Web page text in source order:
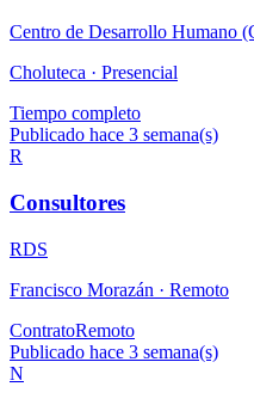
Centro de Desarrollo Humano
Choluteca · Presencial
Tiempo completo
Publicado hace 3 semana(s)
R
Consultores
RDS
Francisco Morazán · Remoto
ContratoRemoto
Publicado hace 3 semana(s)
N